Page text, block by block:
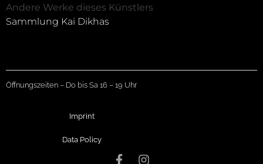
Andere Werke dieses Künstlers
Sammlung Kai Dikhas
Öffnungszeiten – Do bis Sa 16 – 19 Uhr
Imprint
Data Policy